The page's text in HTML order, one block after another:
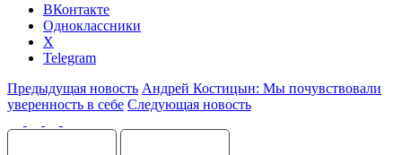
ВКонтакте
Одноклассники
X
Telegram
Предыдущая новость Андрей Костицын: Мы почувствовали
уверенность в себе Следующая новость